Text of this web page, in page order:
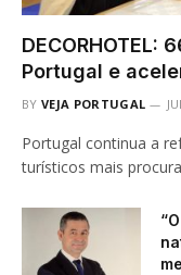
DECORHOTEL:
Portugal e
BY VEJA PORTUGAL
Portugal continua a
turísticos mais